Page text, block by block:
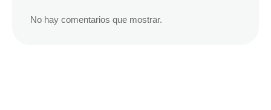
No hay comentarios que mostrar.